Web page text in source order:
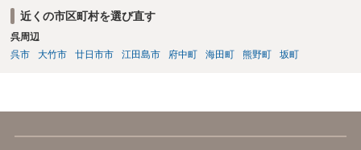
近くの市区町村を選び直す
呉周辺
呉市
大竹市 廿日市市 江田島市 府中町 海田町 熊野町 坂町